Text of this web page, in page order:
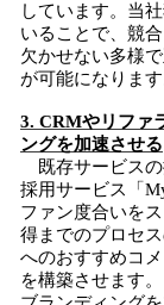
しています。当
いることで、競
欠かせない多様
が可能になります
3. CRMやリファ
ングを加速させる
既存サービスの
採用サービス「
ファン度合いを
得までのプロセ
へのおすすめコ
を構築させます